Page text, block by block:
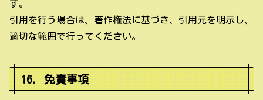
す。
引用を行う場合は、著作権法に基づき、引用元を明示し、
適切な範囲で行ってください。
16. 免責事項